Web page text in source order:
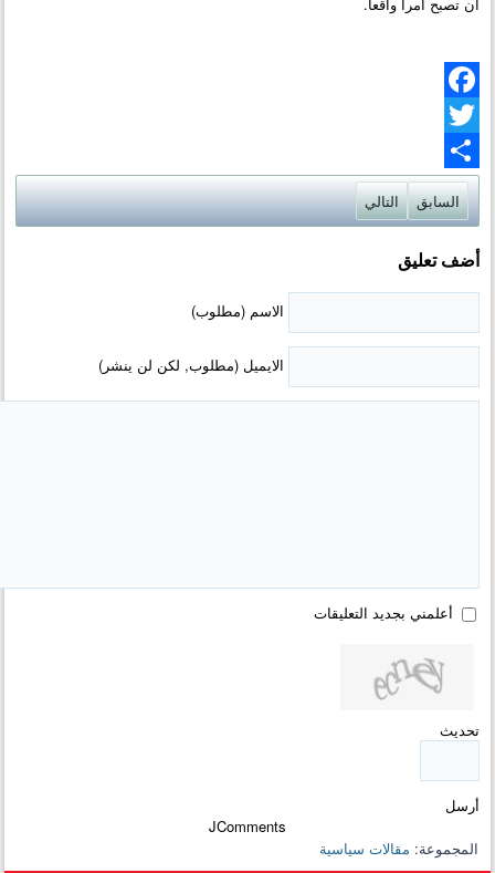
Facebook
Twitter
Share
السابق
التالي
أضف تعليق
الاسم (مطلوب)
الايميل (مطلوب, لكن لن ينشر)
أعلمني بجديد التعليقات
تحديث
أرسل
JComments
المجموعة: مقالات سياسية